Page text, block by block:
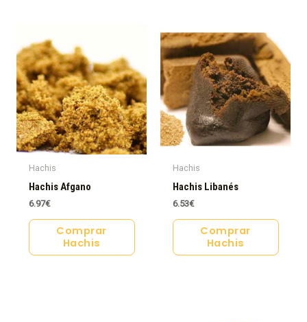
Hachis
Hachis Afgano
6.97€
Comprar
Hachis
Hachis
Hachis Libanés
6.53€
Comprar
Hachis